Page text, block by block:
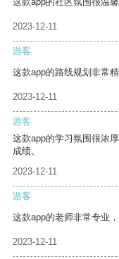
2023-12-11
游客
这款app的路线规划非常
2023-12-11
游客
这款app的学习氛围很浓
成绩。
2023-12-11
游客
这款app的老师非常专业
2023-12-11